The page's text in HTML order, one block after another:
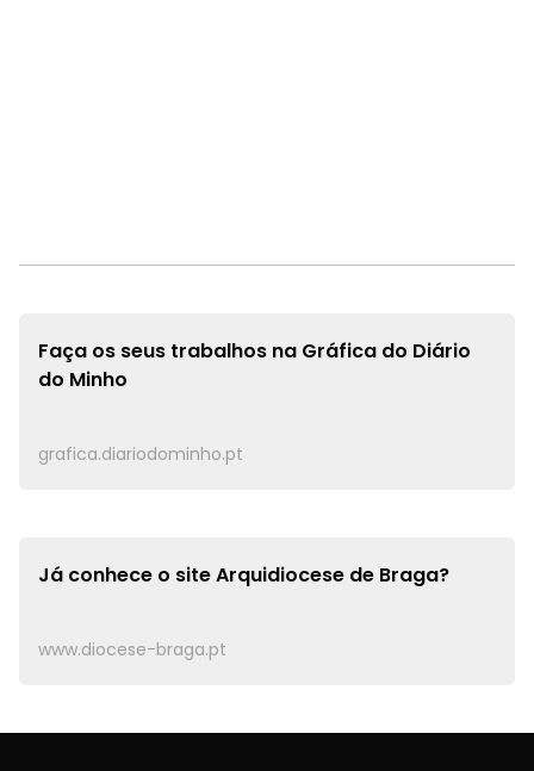
Faça os seus trabalhos na Gráfica do Diário
do Minho
grafica.diariodominho.pt
Já conhece o siteArquidiocese de Braga?
www.diocese-braga.pt